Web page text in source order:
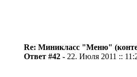
Re: Миникласс "Меню"
Ответ #42 - 22. Июля 2011 ::